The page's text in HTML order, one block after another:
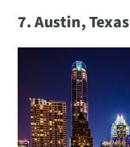
7. Austin, Texas